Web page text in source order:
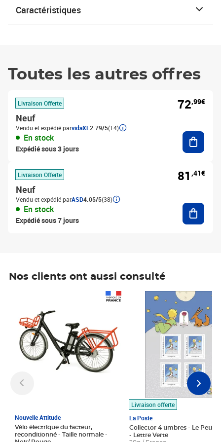
Caractéristiques
Toutes les autres offres
Livraison Offerte
Neuf
Vendu et expédié parvidaXL 2.79/5(14)
En stock
Expédié sous 3 jours
72,99€
Livraison Offerte
Neuf
Vendu et expédié parASD4.05/5(38)
En stock
Expédié sous 7 jours
81 ,41€
Nos clients ont aussi consulté
Nouvelle Attitude
Vélo électrique du facteur,
reconditionné - Taille normale -
Livraison offerte
La Poste
Collector 4 timbres - Le Petit
- Lettre Verte
Prix 7,50€